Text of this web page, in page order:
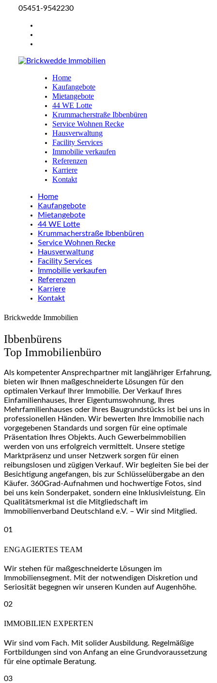
05451-9542230
Home
Kaufangebote
Mietangebote
44 WE Lotte
Krummacherstraße Ibbenbüren
Service Wohnen Recke
Hausverwaltung
Facility Services
Immobilie verkaufen
Referenzen
Karriere
Kontakt
Home
Kaufangebote
Mietangebote
44 WE Lotte
Krummacherstraße Ibbenbüren
Service Wohnen Recke
Hausverwaltung
Facility Services
Immobilie verkaufen
Referenzen
Karriere
Kontakt
Brickwedde Immobilien
Ibbenbürens
Top Immobilienbüro
Als kompetenter Ansprechpartner mit langjähriger Erfahrung,
bieten wir Ihnen maßgeschneiderte Lösungen für den
optimalen Verkauf Ihrer Immobilie. Der Verkauf Ihres
Einfamilienhauses, Ihrer Eigentumswohnung, Ihres
Mehrfamilienhauses oder Ihres Baugrundstücks ist bei uns in
professionellen Händen. Wir bewerten Ihre Immobilie nach
vorgegebenen Standards und sorgen für eine optimale
Präsentation Ihres Objekts. Auch Gewerbeimmobilien
werden von uns erfolgreich vermittelt. Unsere stetige
Marktpräsenz und unser Netzwerk sorgen für einen
reibungslosen und zügigen Verkauf. Wir begleiten Sie bei der
Besichtigung angefangen, bis zur Schlüsselübergabe an den
Käufer. 360Grad-Aufnahmen und hochwertige Fotos, sind
bei uns kein Sonderpaket, sondern eine Inklusivleistung. Ein
Qualitätsmerkmal ist die Mitgliedschaft im
Immobilienverband Deutschland e.V. – Wir sind Mitglied.
01
ENGAGIERTES TEAM
Wir stehen für maßgeschneiderte Lösungen im
Immobiliensegment. Mit der notwendigen Diskretion und
Seriosität begegnen wir unseren Kunden auf Augenhöhe.
02
IMMOBILIEN EXPERTEN
Wir sind vom Fach. Mit solider Ausbildung. Regelmäßige
Fortbildungen sind von Anfang an eine Grundvoraussetzung
für eine optimale Beratung.
03